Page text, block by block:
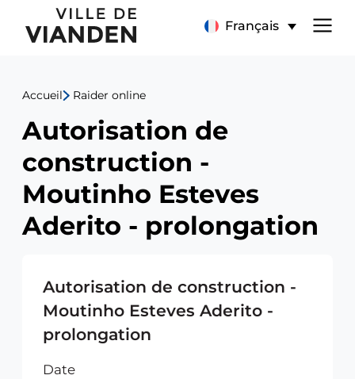
Autorisation
de
construction
Moutinho
Esteves
Aderito
prolongation
Français
Menu
navigation
principal
Accueil Raider online
Autorisation de
construction -
Moutinho Esteves
Aderito - prolongation
Autorisation de construction -
Moutinho Esteves Aderito -
prolongation
Date